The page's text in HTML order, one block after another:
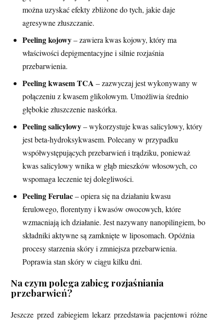
można uzyskać efekty zbliżone do tych, jakie daje
agresywne złuszczanie.
Peeling kojowy‒ zawiera kwas kojowy, który ma
właściwości depigmentacyjne i silnie rozjaśnia
przebarwienia.
Peeling kwasem TCA ‒ zazwyczaj jest wykonywany w
połączeniu z kwasem glikolowym. Umożliwia średnio
głębokie złuszczenie naskórka.
Peeling salicylowy‒ wykorzystuje kwas salicylowy, który
jest beta-hydroksykwasem. Polecany w przypadku
współwystępujących przebarwień i trądziku, ponieważ
kwas salicylowy wnika w głąb mieszków włosowych, co
wspomaga leczenie tej dolegliwości.
Peeling Ferulac‒ opiera się na działaniu kwasu
ferulowego, florentyny i kwasów owocowych, które
wzmacniają ich działanie. Jest nazywany nanopilingiem, bo
składniki aktywne są zamknięte w liposomach. Opóźnia
procesy starzenia skóry i zmniejsza przebarwienia.
Poprawia stan skóry w ciągu kilku dni.
Na czym polega zabieg rozjaśniania
przebarwień?
Jeszcze przed zabiegiem lekarz przedstawia pacjentowi różne